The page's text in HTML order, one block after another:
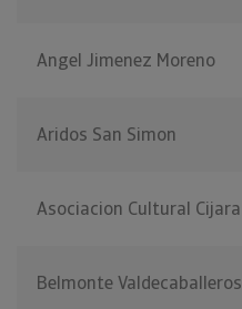
Angel Jimenez Moreno
Aridos San Simon
Asociacion Cultural Cijara
Belmonte Valdecaballeros